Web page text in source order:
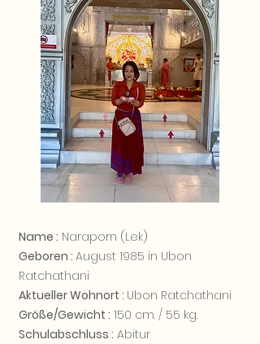
Name : Naraporn (Lek)
Geboren : August 1985 in Ubon
Ratchathani
Aktueller Wohnort : Ubon Ratchathani
Größe/Gewicht : 150 cm. / 55 kg.
Schulabschluss : Abitur